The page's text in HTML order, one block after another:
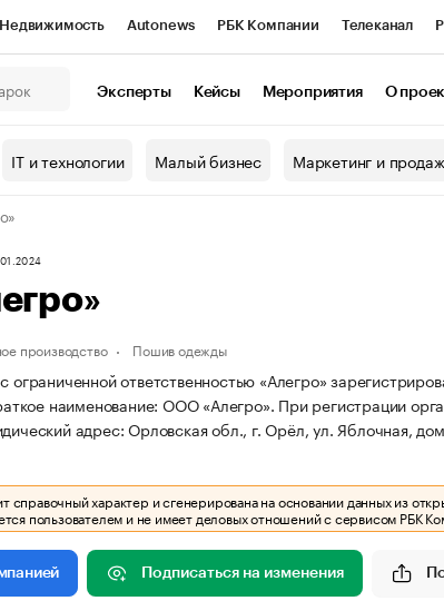
Недвижимость Autonews РБК Компании Телеканал
контрагентов
Эксперты Кейсы Мероприятия О
IT и технологии Малый бизнес Маркетинг и
производство Пошив одежды
ответственностью «Алегро»
наименование: ООО «Алегро». При регистрации
адрес: Орловская обл., г. Орёл, ул. Яблочная,
справочный характер и сгенерирована на основании данных из
пользователем и не имеет деловых отношений с сервисом РБК
Подписаться на изменения